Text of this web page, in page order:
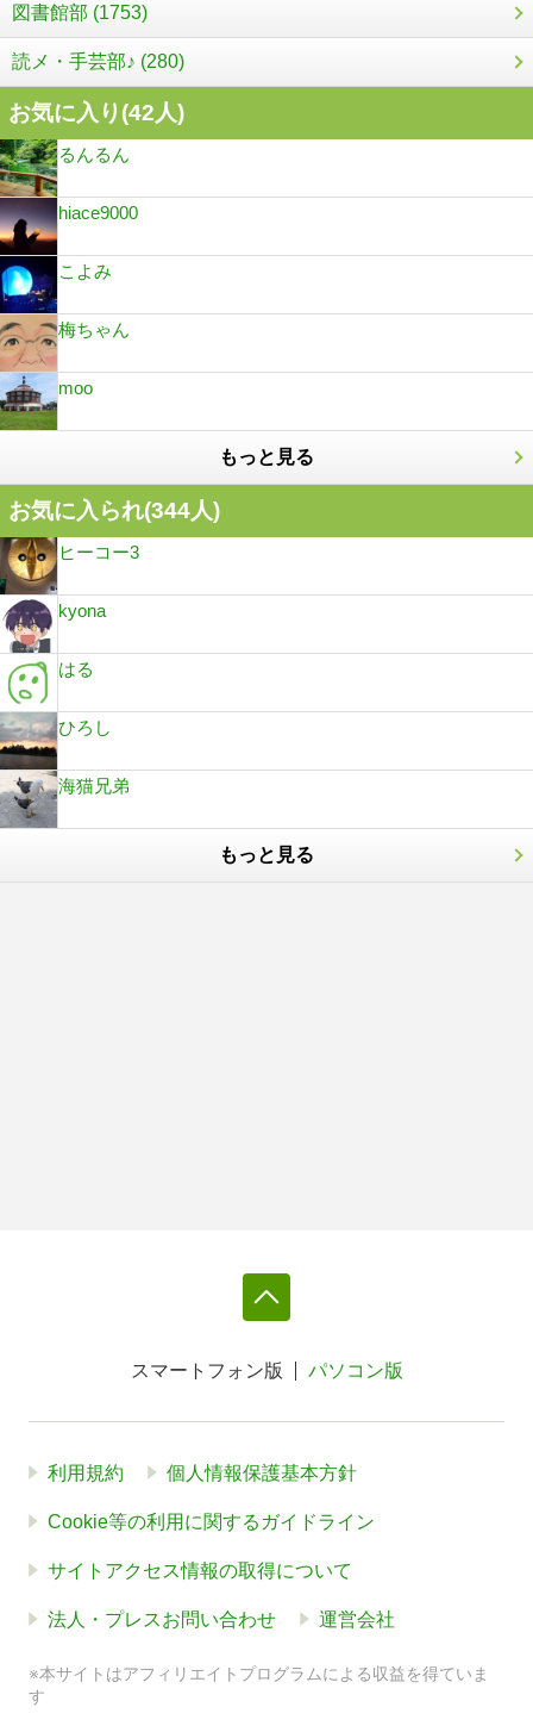
図書館部 (1753)
読メ・手芸部♪ (280)
お気に入り(42人)
るんるん
hiace9000
こよみ
梅ちゃん
moo
もっと見る
お気に入られ(344人)
ヒーコー3
kyona
はる
ひろし
海猫兄弟
もっと見る
スマートフォン版 パソコン版
利用規約 個人情報保護基本方針
Cookie等の利用に関するガイドライン
サイトアクセス情報の取得について
法人・プレスお問い合わせ 運営会社
※本サイトはアフィリエイトプログラムによる収益を得ていま
す